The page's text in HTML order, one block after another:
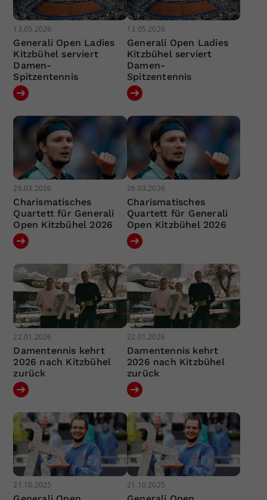
13.05.2026
Generali Open Ladies
Kitzbühel serviert
Damen-
Spitzentennis
13.05.2026
Generali Open Ladies
Kitzbühel serviert
Damen-
Spitzentennis
26.03.2026
Charismatisches
Quartett für Generali
Open Kitzbühel 2026
26.03.2026
Charismatisches
Quartett für Generali
Open Kitzbühel 2026
22.01.2026
Damentennis kehrt
2026 nach Kitzbühel
zurück
22.01.2026
Damentennis kehrt
2026 nach Kitzbühel
zurück
21.10.2025 21.10.2025